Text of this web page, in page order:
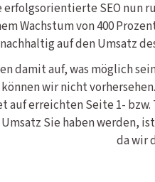
SEO nun
Wachstum von 400
auf den Umsatz
damit auf, was möglich
wir nicht
auf erreichten Seite 1-
Sie haben werden,
da wir